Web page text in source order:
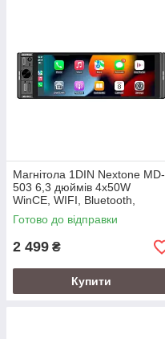
Магнітола 1DIN Nextone MD-
503 6,3 дюймів 4x50W
WinCE, WIFI, Bluetooth,
CarPlay, Android Auto
Готово до відправки
2 499 ₴
Купити